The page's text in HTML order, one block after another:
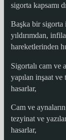
sigorta kapsamı
Başka bir sigorta
yıldırımdan,
hareketlerinden
Sigortalı cam ve
yapılan inşaat ve
hasarlar,
Cam ve
tezyinat ve
hasarlar,